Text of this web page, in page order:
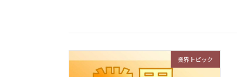
業界トピック